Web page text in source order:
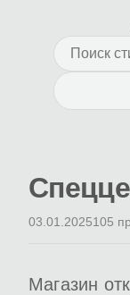
03.01.2025105
Магазин